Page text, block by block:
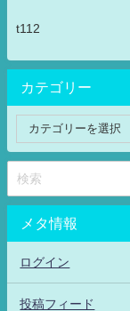
t112
カテゴリー
メタ情報
ログイン
投稿フィード